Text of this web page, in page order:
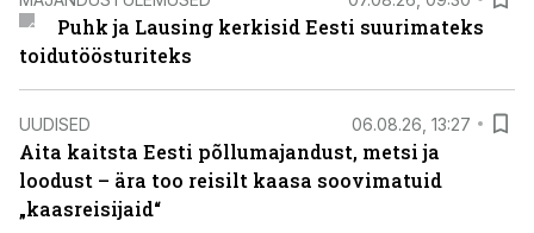
Puhk ja Lausing kerkisid Eesti suurimateks
toidutöösturiteks
UUDISED 06.08.26, 13:27
Aita kaitsta Eesti põllumajandust, metsi ja
loodust – ära too reisilt kaasa soovimatuid
„kaasreisijaid“